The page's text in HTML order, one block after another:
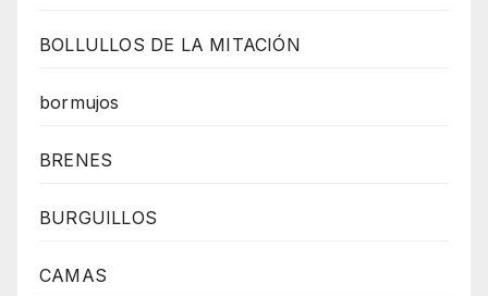
BOLLULLOS DE LA MITACIÓN
bormujos
BRENES
BURGUILLOS
CAMAS